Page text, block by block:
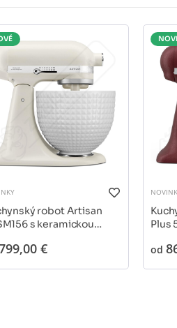
robot Artisan
s keramickou
€
Plus
od